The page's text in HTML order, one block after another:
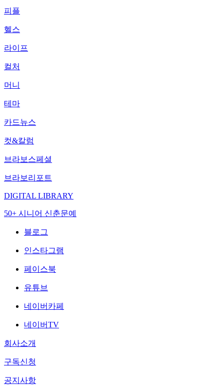
피플
헬스
라이프
컬처
머니
테마
카드뉴스
컷&칼럼
브라보스페셜
브라보리포트
DIGITAL LIBRARY
50+ 시니어 신춘문예
블로그
인스타그램
페이스북
유튜브
네이버카페
네이버TV
회사소개
구독신청
공지사항